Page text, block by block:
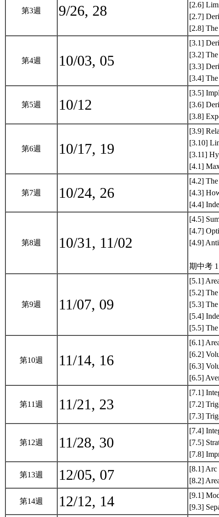
第3週 9/26, 28
[2.6]
[2.7]
[2.8]
第4週 10/03, 05
[3.1]
[3.2]
[3.3]
[3.4]
第5週 10/12
[3.5]
[3.6]
[3.8]
第6週 10/17, 19
[3.9]
[3.10]
[3.11]
[4.1]
第7週 10/24, 26
[4.2]
[4.3]
[4.4]
第8週 10/31, 11/02
[4.5]
[4.7]
[4.9]
期中考
第9週 11/07, 09
[5.1]
[5.2]
[5.3]
[5.4]
[5.5]
第10週 11/14, 16
[6.1]
[6.2]
[6.3]
[6.5]
第11週 11/21, 23
[7.1]
[7.2]
[7.3]
第12週 11/28, 30
[7.4]
[7.5]
[7.8]
第13週 12/05, 07
[8.1] Arc
[8.2]
第14週 12/12, 14
[9.1]
[9.3]